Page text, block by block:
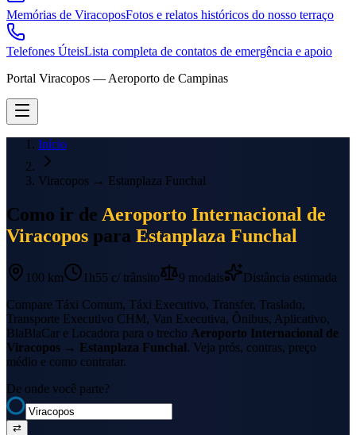
Memórias de ViracoposFotos e relatos históricos do nosso terraço
Telefones ÚteisLista completa de contatos de emergência e apoio
Portal Viracopos — Aeroporto de Campinas
Início
Viracopos → Estanplaza Funchal
Como ir de Aeroporto Internacional de
Viracopos para Estanplaza Funchal
100 km 1h55 c/ trânsito 9 modais
Distância estimada
Compare Táxi Comum, Táxi Executivo, Transfer, Traslado,
Transporte Executivo CHM, Van Executiva, Ônibus, Aplicativo,
BlaBlaCar e Locadora para o trecho Aeroporto Internacional de
Viracopos → Estanplaza Funchal. Veja prós, contras, preço
médio e como contratar.
De onde você parte?
⇄